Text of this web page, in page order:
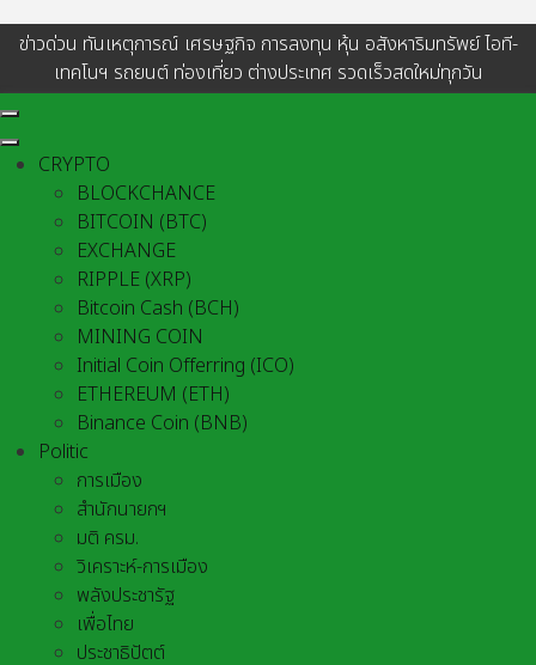
ข่าวด่วน ทันเหตุการณ์ เศรษฐกิจ การลงทุน หุ้น อสังหาริมทรัพย์ ไอที-
เทคโนฯ รถยนต์ ท่องเที่ยว ต่างประเทศ รวดเร็วสดใหม่ทุกวัน
CRYPTO
BLOCKCHANCE
BITCOIN (BTC)
EXCHANGE
RIPPLE (XRP)
Bitcoin Cash (BCH)
MINING COIN
Initial Coin Offerring (ICO)
ETHEREUM (ETH)
Binance Coin (BNB)
Politic
การเมือง
สำนักนายกฯ
มติ ครม.
วิเคราะห์-การเมือง
พลังประชารัฐ
เพื่อไทย
ประชาธิปัตต์